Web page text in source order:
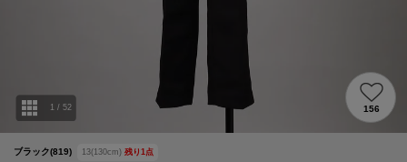
ブラック(819) 13(130cm) 残り 1 点
1 / 52 156